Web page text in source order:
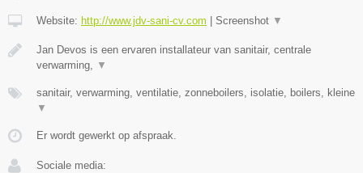
Website: http://www.jdv-sani-cv.com Screenshot ▼
Jan Devos is een ervaren installateur van sanitair, centrale
verwarming,
▼
sanitair, verwarming, ventilatie, zonneboilers, isolatie, boilers, kleine
▼
Er wordt gewerkt op afspraak.
Sociale media: